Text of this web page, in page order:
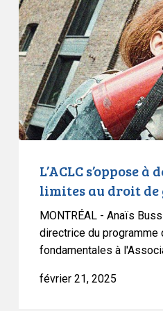
de
nouvelles
limites
au
droit
de
grève
L’ACLC s’oppose
limites au droit de
MONTRÉAL - Anaïs
directrice du programme
fondamentales à
février 21, 2025